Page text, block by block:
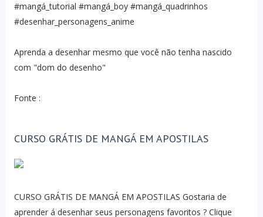
#mangá_tutorial #mangá_boy #mangá_quadrinhos
#desenhar_personagens_anime
Aprenda a desenhar mesmo que você não tenha nascido
com "dom do desenho"
Fonte :
CURSO GRÁTIS DE MANGÁ EM APOSTILAS
CURSO GRÁTIS DE MANGÁ EM APOSTILAS Gostaria de
aprender á desenhar seus personagens favoritos ? Clique